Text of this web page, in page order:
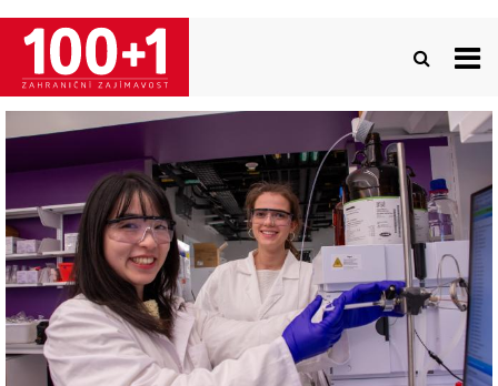
Přejít
hlavnímu
obsahu